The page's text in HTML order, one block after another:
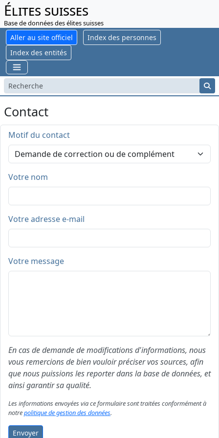
Élites suisses
Base de données des élites suisses
Aller au site officiel
Index des personnes
Index des entités
Contact
Motif du contact
Votre nom
Votre adresse e-mail
Votre message
En cas de demande de modifications d'informations, nous
vous remercions de bien vouloir préciser vos sources, afin
que nous puissions les reporter dans la base de données, et
ainsi garantir sa qualité.
Les informations envoyées via ce formulaire sont traitées conformément à
notrepolitique de gestion des données.
Envoyer